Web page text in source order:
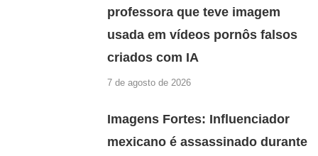
professora que teve imagem
usada em vídeos pornôs falsos
criados com IA
7 de agosto de 2026
Imagens Fortes: Influenciador
mexicano é assassinado durante